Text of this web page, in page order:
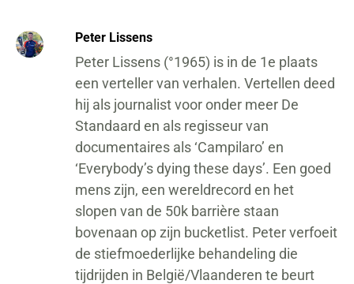
Peter Lissens
Peter Lissens (°1965) is in de 1e plaats
een verteller van verhalen. Vertellen deed
hij als journalist voor onder meer De
Standaard en als regisseur van
documentaires als ‘Campilaro’ en
‘Everybody’s dying these days’. Een goed
mens zijn, een wereldrecord en het
slopen van de 50k barrière staan
bovenaan op zijn bucketlist. Peter verfoeit
de stiefmoederlijke behandeling die
tijdrijden in België/Vlaanderen te beurt